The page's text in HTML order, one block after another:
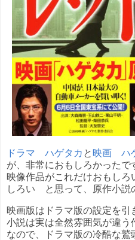
ドラマ ハゲタカ と 映画 ハ
が、非常におもしろかったで
映像作品がこれだけおもし
しろい と思って、原作小説
映画版はドラマ版の設定を
小説は実は全然雰囲気が違う
なので、ドラマ版の冷酷な